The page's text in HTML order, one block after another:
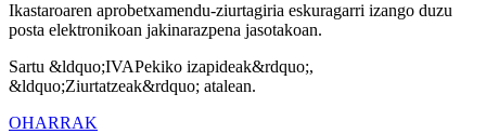
Ikastaroaren aprobetxamendu-ziurtagiria eskuragarri izango duzu
posta elektronikoan jakinarazpena jasotakoan.
Sartu &ldquo;IVAPekiko izapideak&rdquo;,
&ldquo;Ziurtatzeak&rdquo; atalean.
OHARRAK